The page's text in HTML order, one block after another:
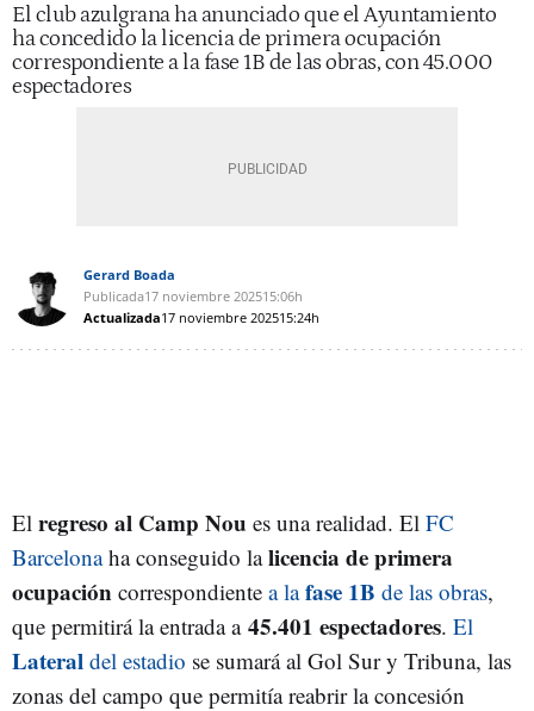
El club azulgrana ha anunciado que el Ayuntamiento
ha concedido la licencia de primera ocupación
correspondiente a la fase 1B de las obras, con 45.000
espectadores
Gerard Boada
Publicada17 noviembre 202515:06h
Actualizada17 noviembre 202515:24h
El regreso al Camp Nou es una realidad. El FC
Barcelonaha conseguido lalicencia de primera
ocupación correspondiente a lafase 1B de las obras,
que permitirá la entrada a 45.401 espectadores. El
Lateral del estadio se sumará al Gol Sur y Tribuna, las
zonas del campo que permitía reabrir la concesión